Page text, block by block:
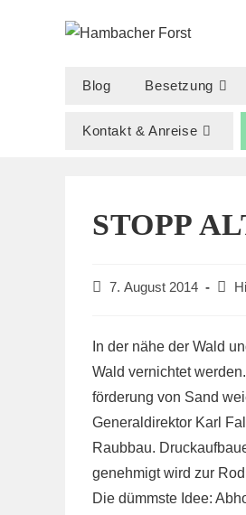
Blog Besetzung
Kontakt & Anreise
STOPP
Beitrag
7. August 2014
In der nähe der Wald
Wald vernichtet
förderung von Sand
Generaldirektor Karl
Raubbau.
genehmigt wird zur
Die dümmste Idee: